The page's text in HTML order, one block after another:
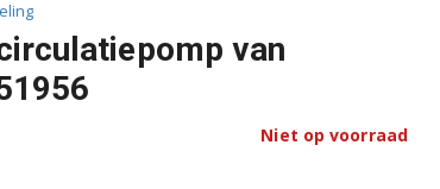
van
Niet op voorraad